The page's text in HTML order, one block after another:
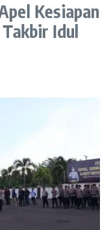
Kesiapan
Idul